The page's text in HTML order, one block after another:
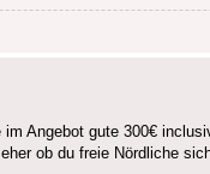
Angebot gute 300€
ob du freie Nördliche